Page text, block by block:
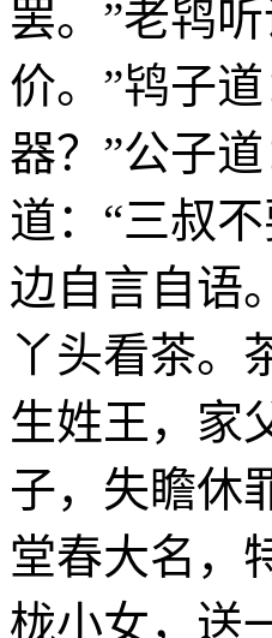
罢。”老鸨
价。”鸨子
器？”公子
道：“三叔
边自言自语
丫头看茶。
生姓王，家
子，失瞻休
堂春大名，
栊小女，送